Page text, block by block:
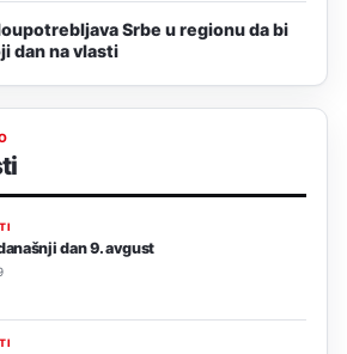
Srbe u regionu da bi
dan na vlasti
dan 9. avgust